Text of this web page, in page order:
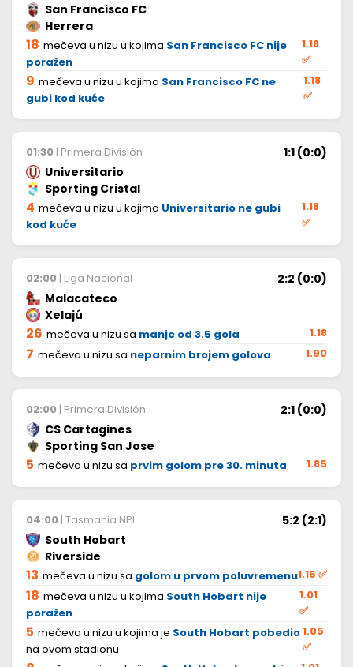
San Francisco FC
Herrera
18 mečeva u nizu u kojima San Francisco FC nije
poražen
1.18
✅
9 mečeva u nizu u kojima San Francisco FC ne
gubi kod kuće
1.18
✅
01:30 | Primera División
1:1 (0:0)
Universitario
Sporting Cristal
4 mečeva u nizu u kojima Universitario ne gubi
kod kuće
1.18
✅
02:00 | Liga Nacional
2:2 (0:0)
Malacateco
Xelajú
26 mečeva u nizu sa manje od 3.5 gola 1.18
7 mečeva u nizu sa neparnim brojem golova 1.90
02:00 | Primera División
2:1 (0:0)
CS Cartagines
Sporting San Jose
5 mečeva u nizu sa prvim golom pre 30. minuta 1.85
04:00 | Tasmania NPL
5:2 (2:1)
South Hobart
Riverside
13 mečeva u nizu sa golom u prvom poluvremenu1.16 ✅
18 mečeva u nizu u kojima South Hobart nije
poražen
1.01
✅
5 mečeva u nizu u kojima je South Hobart pobedio
na ovom stadionu
1.05
✅